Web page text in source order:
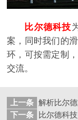
比尔德科技
案，同时我们的
环，可按需定制
交流。
上一条 解析比尔
下一条